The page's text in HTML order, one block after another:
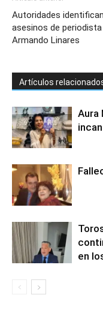
Autoridades
asesinos de periodista
Armando Linares
Artículos
Aura
en